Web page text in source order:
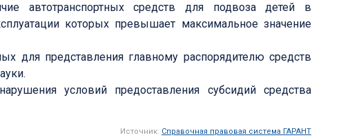
автотранспортных средств для подвоза детей в
которых превышает максимальное значение
для представления главному распорядителю средств
условий предоставления субсидий средства
Источник: Справочная правовая система ГАРАНТ